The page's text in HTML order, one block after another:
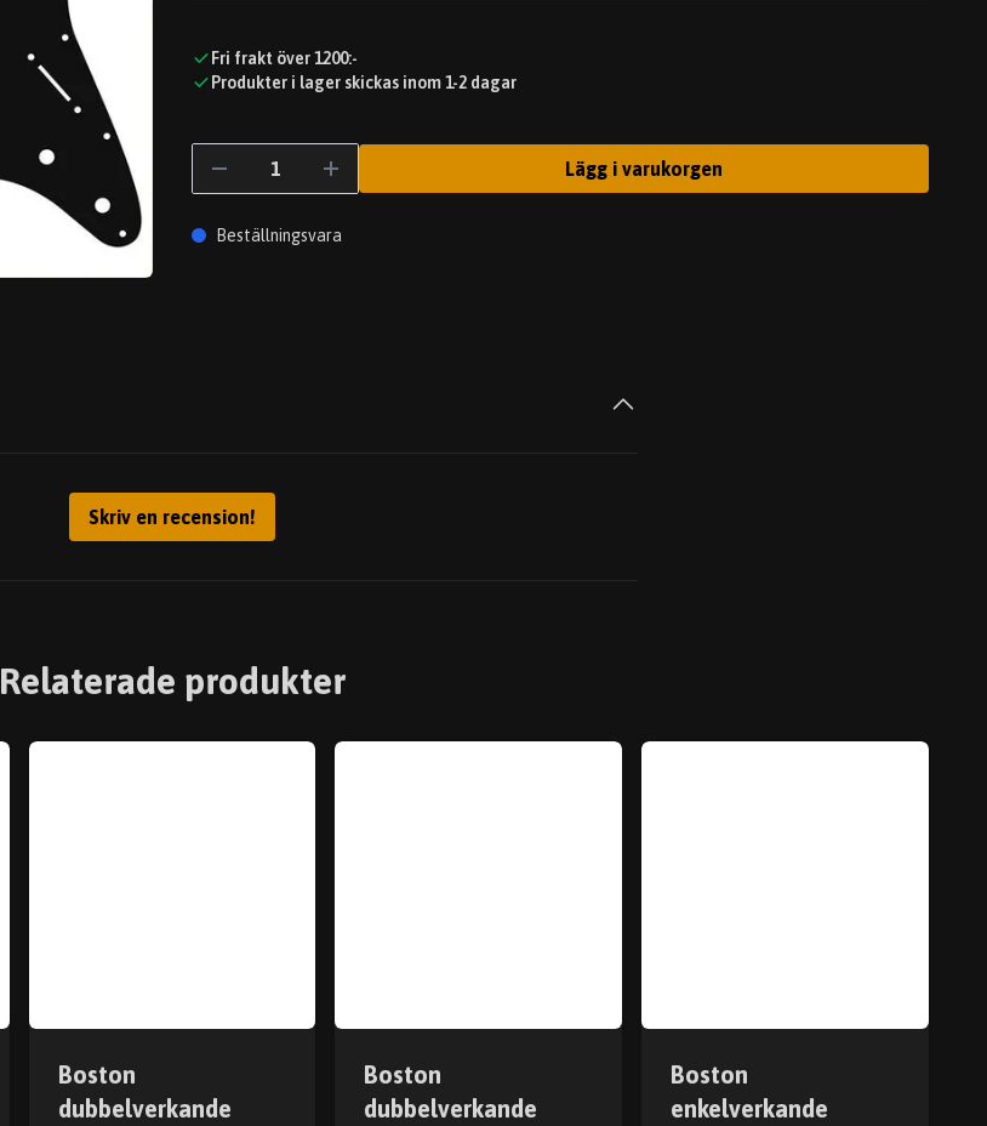
Fri frakt över 1200:-
Produkter i lager skickas inom 1-2 dagar
Lägg i varukorgen
Beställningsvara
Skriv en recension!
Relaterade produkter
Boston
dubbelverkande
Boston
dubbelverkande
Boston
enkelverkande